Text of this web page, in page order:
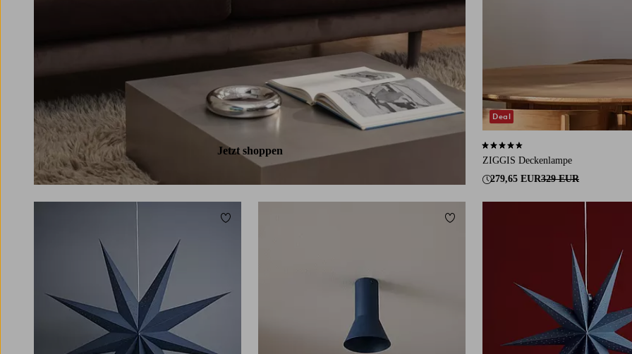
Jetzt shoppen
ZIGGIS Deckenlampe
279,65 EUR329 EUR
4,5 basierend auf 2 Bewertungen
Deal
Zu Favoriten hinzufügen Zu Favoriten hinzufügen